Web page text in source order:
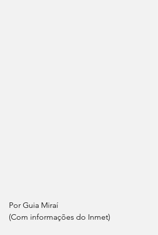
Por Guia Miraí
(Com informações do Inmet)